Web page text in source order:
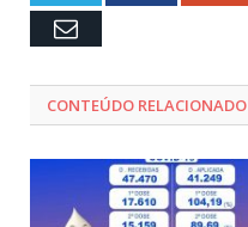
Email
CONTEÚDO RELACIONADO